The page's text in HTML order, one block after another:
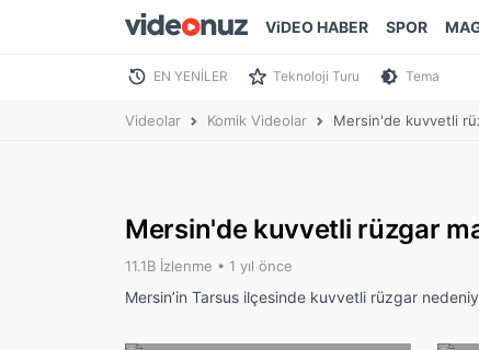
ViDEO HABER SPOR
EN YENİLER Teknoloji Turu Tema
Videolar Komik Videolar Mersin'de kuvvetli
Mersin'de kuvvetli rüzgar
11.1B İzlenme • 1 yıl önce
Mersin’in Tarsus ilçesinde kuvvetli rüzgar